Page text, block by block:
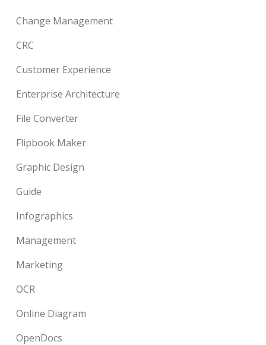
Change Management
CRC
Customer Experience
Enterprise Architecture
File Converter
Flipbook Maker
Graphic Design
Guide
Infographics
Management
Marketing
OCR
Online Diagram
OpenDocs